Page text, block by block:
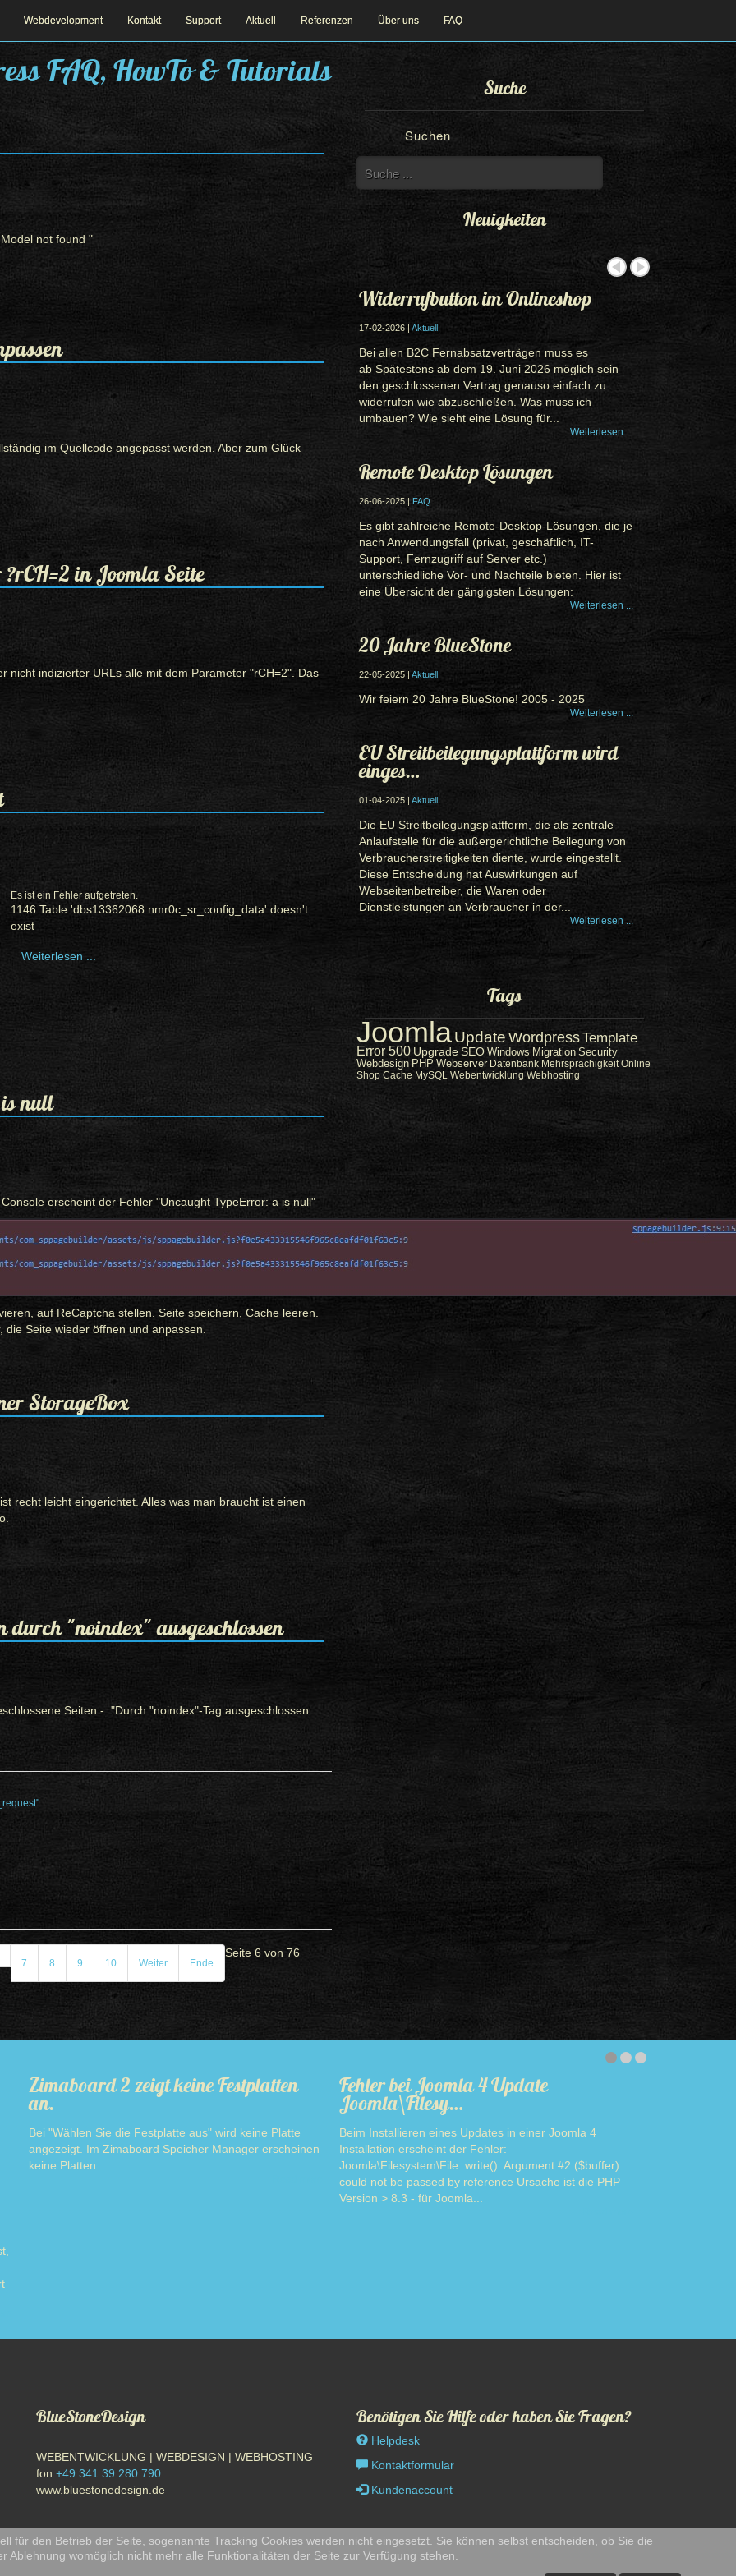
Webdevelopment Kontakt Support Aktuell Referenzen Über uns FAQ
FAQ, HowTo & Tutorials
not found "
im Quellcode angepasst werden. Aber zum Glück
?rCH=2 in Joomla Seite
nicht indizierter URLs alle mit dem Parameter "rCH=2". Das
Es ist ein Fehler aufgetreten.
1146 Table 'dbs13362068.nmr0c_sr_config_data' doesn't
exist
Weiterlesen ...
null
erscheint der Fehler "Uncaught TypeError: a is null"
auf ReCaptcha stellen. Seite speichern, Cache leeren.
Seite wieder öffnen und anpassen.
StorageBox
recht leicht eingerichtet. Alles was man braucht ist einen
durch "noindex" ausgeschlossen
Seiten - "Durch "noindex"-Tag ausgeschlossen
Seite 6 von 76
7 8 9 10 Weiter Ende
Suche
Suchen
Neuigkeiten
Widerrufbutton im Onlineshop
17-02-2026 | Aktuell
Bei allen B2C Fernabsatzverträgen muss es
ab Spätestens ab dem 19. Juni 2026 möglich sein
den geschlossenen Vertrag genauso einfach zu
widerrufen wie abzuschließen. Was muss ich
umbauen? Wie sieht eine Lösung für...
Weiterlesen ...
Remote Desktop Lösungen
26-06-2025 | FAQ
Es gibt zahlreiche Remote-Desktop-Lösungen, die je
nach Anwendungsfall (privat, geschäftlich, IT-
Support, Fernzugriff auf Server etc.)
unterschiedliche Vor- und Nachteile bieten. Hier ist
eine Übersicht der gängigsten Lösungen:
Weiterlesen ...
20 Jahre BlueStone
22-05-2025 | Aktuell
Wir feiern 20 Jahre BlueStone! 2005 - 2025
Weiterlesen ...
EU Streitbeilegungsplattform wird
einges…
01-04-2025 | Aktuell
Die EU Streitbeilegungsplattform, die als zentrale
Anlaufstelle für die außergerichtliche Beilegung von
Verbraucherstreitigkeiten diente, wurde eingestellt.
Diese Entscheidung hat Auswirkungen auf
Webseitenbetreiber, die Waren oder
Dienstleistungen an Verbraucher in der...
Weiterlesen ...
Tags
JoomlaUpdateWordpressTemplate
Error 500 Upgrade SEO Windows Migration Security
Webdesign PHP Webserver Datenbank Mehrsprachigkeit Online
Shop Cache MySQL Webentwicklung Webhosting
Zimaboard 2 zeigt keine Festplatten
an.
Bei "Wählen Sie die Festplatte aus" wird keine Platte
angezeigt. Im Zimaboard Speicher Manager erscheinen
keine Platten.
Fehler bei Joomla 4 Update
Joomla\Filesy…
Beim Installieren eines Updates in einer Joomla 4
Installation erscheint der Fehler:
Joomla\Filesystem\File::write(): Argument #2 ($buffer)
could not be passed by reference Ursache ist die PHP
Version > 8.3 - für Joomla...
BlueStoneDesign
WEBENTWICKLUNG | WEBDESIGN | WEBHOSTING
fon +49 341 39 280 790
www.bluestonedesign.de
Benötigen Sie Hilfe oder haben Sie Fragen?
Helpdesk
Kontaktformular
Kundenaccount
für den Betrieb der Seite, sogenannte Tracking Cookies werden nicht eingesetzt. Sie können selbst entscheiden, ob Sie die
womöglich nicht mehr alle Funktionalitäten der Seite zur Verfügung stehen.